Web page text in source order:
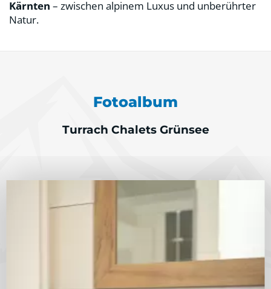
Kärnten – zwischen alpinem Luxus und unberührter
Natur.
Fotoalbum
Turrach Chalets Grünsee